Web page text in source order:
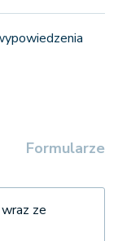
Formularze
ze